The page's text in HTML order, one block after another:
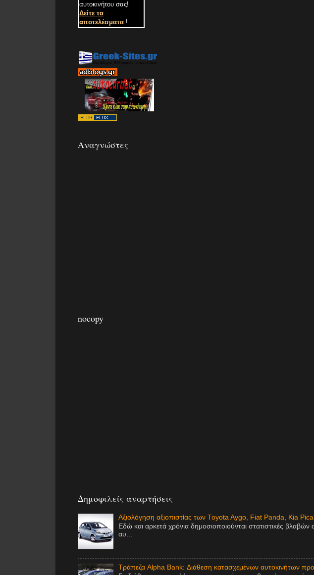
αυτοκινήτου σας!
Δείτε τα
αποτελέσματα !
Αναγνώστες
nocopy
Δημοφιλείς αναρτήσεις
Αξιολόγηση αξιοπιστίας των Toyota Aygo, Fiat Panda, Kia
Εδώ και αρκετά χρόνια δημοσιοποιούνται στατιστικές
αυ...
Τράπεζα Alpha Bank: Διάθεση κατασχεμένων αυτοκινήτων